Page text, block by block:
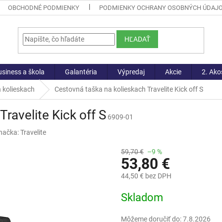
OBCHODNÉ PODMIENKY PODMIENKY OCHRANY OSOBNÝCH
HĽADAŤ
a škola Galantéria Výpredaj Akcie 2.
kolieskach Cestovná taška na kolieskach Travelite Kick off S
Kick off S 6909-01
Travelite
59,70 € –9 %
53,80 €
44,50 € bez DPH
cena:
Skladom
Môžeme doručiť do:7.8.2026